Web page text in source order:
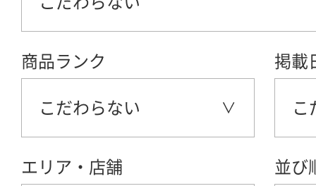
商品ランク
こだわらない
掲載
こ
エリア・店舗 並び